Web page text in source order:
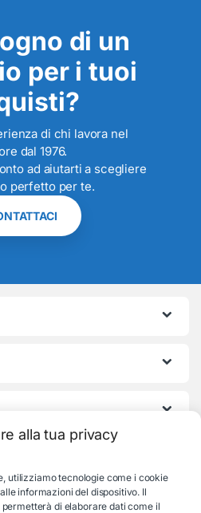
alla tua privacy
utilizziamo tecnologie come i cookie
informazioni del dispositivo. Il
di elaborare dati come il
di un
per i tuoi
di chi lavora nel
dal 1976.
ad aiutarti a scegliere
perfetto per te.